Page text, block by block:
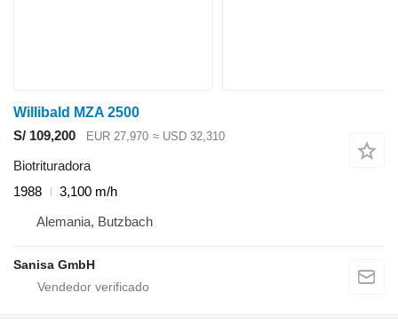
Willibald MZA 2500
S/ 109,200
EUR 27,970 ≈ USD 32,310
Biotrituradora
1988
3,100 m/h
Alemania, Butzbach
Sanisa GmbH